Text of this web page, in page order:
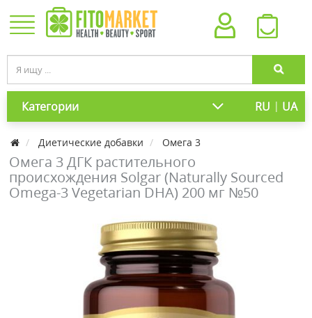
Категории RU | UA
Диетические добавки Омега 3
Омега 3 ДГК растительного
происхождения Solgar (Naturally Sourced
Omega-3 Vegetarian DHA) 200 мг №50